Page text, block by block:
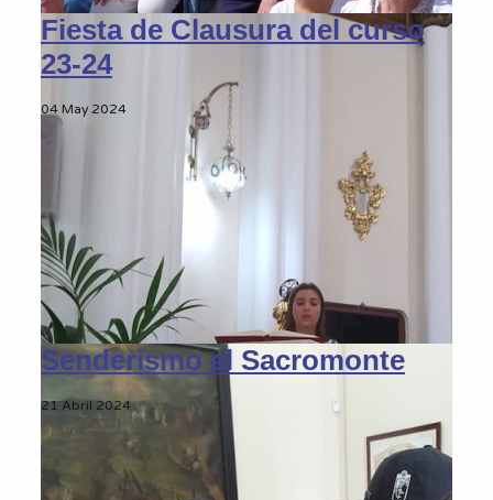
Fiesta de Clausura del curso
23-24
04 May 2024
Senderismo al Sacromonte
21 Abril 2024